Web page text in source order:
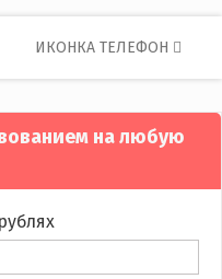
ИКОНКА ТЕЛЕФОН
на любую